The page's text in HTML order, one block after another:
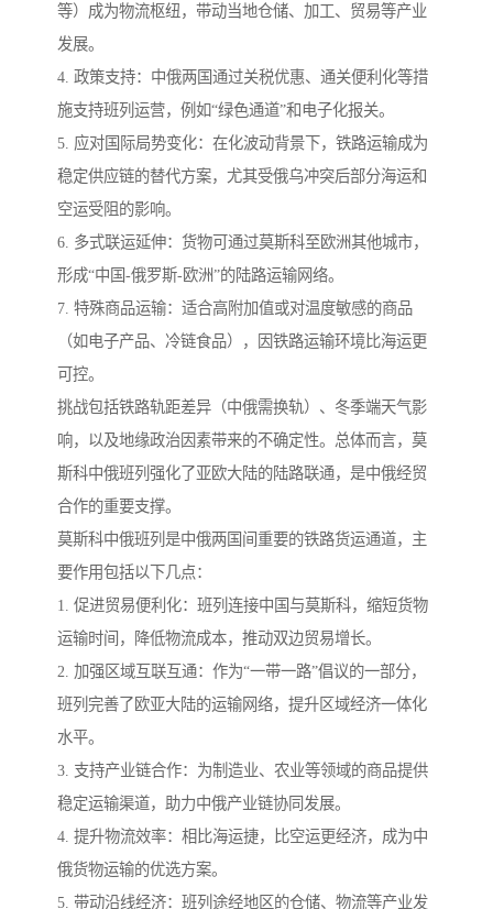
等）成为物流枢纽，带动当地仓储、加工、贸易等产业
发展。
4. 政策支持：中俄两国通过关税优惠、通关便利化等措
施支持班列运营，例如“绿色通道”和电子化报关。
5. 应对国际局势变化：在化波动背景下，铁路运输成为
稳定供应链的替代方案，尤其受俄乌冲突后部分海运和
空运受阻的影响。
6. 多式联运延伸：货物可通过莫斯科至欧洲其他城市，
形成“中国-俄罗斯-欧洲”的陆路运输网络。
7. 特殊商品运输：适合高附加值或对温度敏感的商品
（如电子产品、冷链食品），因铁路运输环境比海运更
可控。
挑战包括铁路轨距差异（中俄需换轨）、冬季端天气影
响，以及地缘政治因素带来的不确定性。总体而言，莫
斯科中俄班列强化了亚欧大陆的陆路联通，是中俄经贸
合作的重要支撑。
莫斯科中俄班列是中俄两国间重要的铁路货运通道，主
要作用包括以下几点：
1. 促进贸易便利化：班列连接中国与莫斯科，缩短货物
运输时间，降低物流成本，推动双边贸易增长。
2. 加强区域互联互通：作为“一带一路”倡议的一部分，
班列完善了欧亚大陆的运输网络，提升区域经济一体化
水平。
3. 支持产业链合作：为制造业、农业等领域的商品提供
稳定运输渠道，助力中俄产业链协同发展。
4. 提升物流效率：相比海运捷，比空运更经济，成为中
俄货物运输的优选方案。
5. 带动沿线经济：班列途经地区的仓储、物流等产业发